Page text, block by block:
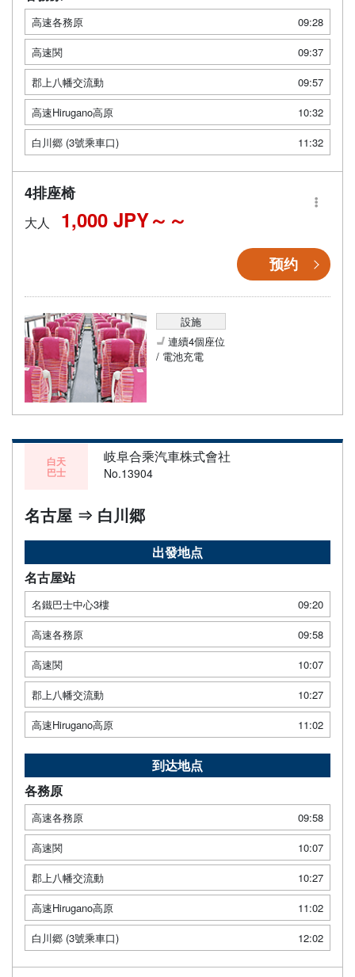
高速各務原
09:28
高速関
09:37
郡上八幡交流動
09:57
高速Hirugano高原
10:32
白川郷 (3號乘車口)
11:32
4排座椅
大人 1,000 JPY～
预约
設施
連續4個座位
/ 電池充電
白天
巴士
岐阜合乘汽車株式會社
No.13904
名古屋 ⇒ 白川郷
出發地点
名古屋站
名鐵巴士中心3樓
09:20
高速各務原
09:58
高速関
10:07
郡上八幡交流動
10:27
高速Hirugano高原
11:02
到达地点
各務原
高速各務原
09:58
高速関
10:07
郡上八幡交流動
10:27
高速Hirugano高原
11:02
白川郷 (3號乘車口)
12:02